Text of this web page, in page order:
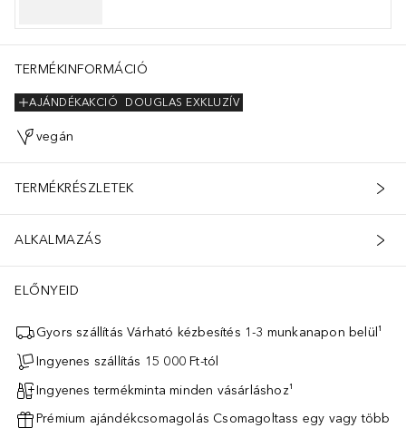
TERMÉKINFORMÁCIÓ
DOUGLAS EXKLUZÍV
AJÁNDÉKAKCIÓ
vegán
TERMÉKRÉSZLETEK
ALKALMAZÁS
ELŐNYEID
Gyors szállítás Várható kézbesítés 1-3 munkanapon belül¹
Ingyenes szállítás 15 000 Ft-tól
Ingyenes termékminta minden vásárláshoz¹
Prémium ajándékcsomagolás Csomagoltass egy vagy több